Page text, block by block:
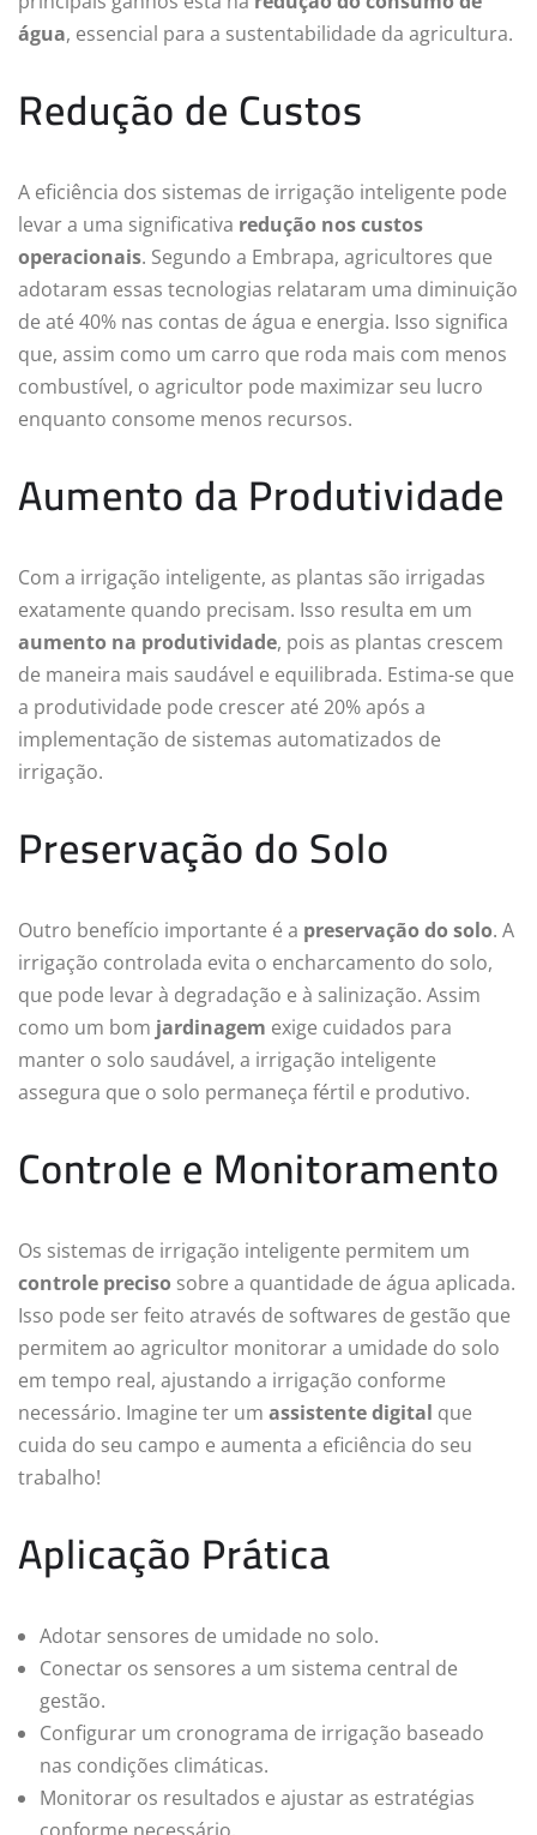
água, essencial para a sustentabilidade da agricultura.
Redução de Custos
A eficiência dos sistemas de irrigação inteligente pode
levar a uma significativa redução nos custos
operacionais. Segundo a Embrapa, agricultores que
adotaram essas tecnologias relataram uma diminuição
de até 40% nas contas de água e energia. Isso significa
que, assim como um carro que roda mais com menos
combustível, o agricultor pode maximizar seu lucro
enquanto consome menos recursos.
Aumento da Produtividade
Com a irrigação inteligente, as plantas são irrigadas
exatamente quando precisam. Isso resulta em um
aumento na produtividade, pois as plantas crescem
de maneira mais saudável e equilibrada. Estima-se que
a produtividade pode crescer até 20% após a
implementação de sistemas automatizados de
irrigação.
Preservação do Solo
Outro benefício importante é a preservação do solo. A
irrigação controlada evita o encharcamento do solo,
que pode levar à degradação e à salinização. Assim
como um bom jardinagem exige cuidados para
manter o solo saudável, a irrigação inteligente
assegura que o solo permaneça fértil e produtivo.
Controle e Monitoramento
Os sistemas de irrigação inteligente permitem um
controle preciso sobre a quantidade de água aplicada.
Isso pode ser feito através de softwares de gestão que
permitem ao agricultor monitorar a umidade do solo
em tempo real, ajustando a irrigação conforme
necessário. Imagine ter um assistente digital que
cuida do seu campo e aumenta a eficiência do seu
trabalho!
Aplicação Prática
Adotar sensores de umidade no solo.
Conectar os sensores a um sistema central de
gestão.
Configurar um cronograma de irrigação baseado
nas condições climáticas.
Monitorar os resultados e ajustar as estratégias